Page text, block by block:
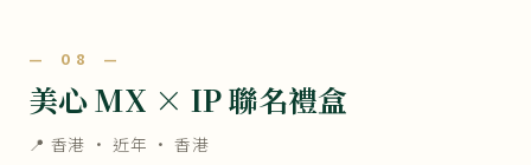
— 08 —
美心 MX × IP 聯名禮盒
📍 香港 · 近年 · 香港